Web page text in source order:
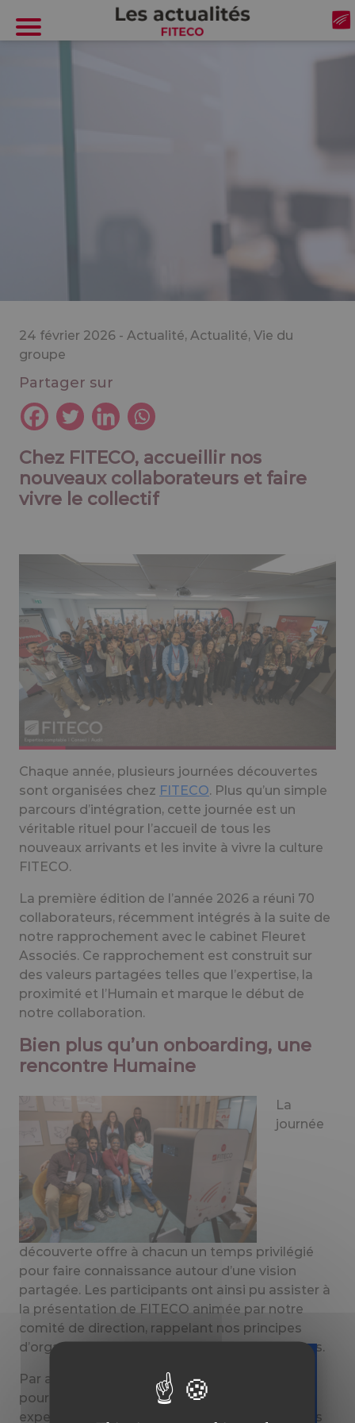
24 février 2026 - Actualité, Actualité, Vie du
groupe
Partager sur
Chez FITECO, accueillir nos
nouveaux collaborateurs et faire
vivre le collectif
Chaque année, plusieurs journées découvertes
sont organisées chez FITECO. Plus qu’un simple
parcours d’intégration, cette journée est un
véritable rituel pour l’accueil de tous les
nouveaux arrivants et les invite à vivre la culture
FITECO.
La première édition de l’année 2026 a réuni 70
collaborateurs, récemment intégrés à la suite de
notre rapprochement avec le cabinet Fleuret
Associés. Ce rapprochement est construit sur
des valeurs partagées telles que l’expertise, la
proximité et l’Humain et marque le début de
notre collaboration.
Bien plus qu’un onboarding, une
rencontre Humaine
La
journée
découverte offre à chacun un temps privilégié
pour faire connaissance autour d’une vision
partagée. Les participants ont ainsi pu assister à
la présentation de FITECO animée par notre
comité de direction, rappelant nos principes
d’organisation et nos orientations stratégiques.
Par ailleurs, différents stands étaient préparés
pour présenter les services supports, les
expertises métiers et les filiales du groupe. Ces
Cookies management panel
Téléchargez